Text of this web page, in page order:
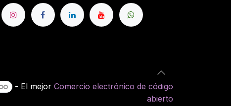
- El mejor Comercio electrónico de código
abierto